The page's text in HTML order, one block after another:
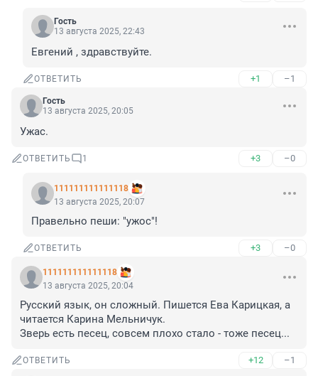
Гость
13 августа 2025, 22:43
Евгений , здравствуйте.
ОТВЕТИТЬ +1 –1
Гость
13 августа 2025, 20:05
Ужас.
ОТВЕТИТЬ 1 +3 –0
111111111111118
13 августа 2025, 20:07
Правельно пеши: "ужос"!
ОТВЕТИТЬ +3 –0
111111111111118
13 августа 2025, 20:04
Русский язык, он сложный. Пишется Ева Карицкая, а
читается Карина Мельничук.
Зверь есть песец, совсем плохо стало - тоже песец...
ОТВЕТИТЬ +12 –1